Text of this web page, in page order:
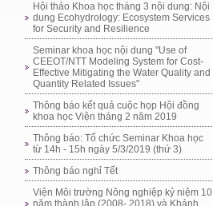
Hội thảo Khoa học tháng 3 nội dung: Nội
dung Ecohydrology: Ecosystem Services
for Security and Resilience
Seminar khoa học nội dung "Use of
CEEOT/NTT Modeling System for Cost-
Effective Mitigating the Water Quality and
Quantity Related Issues"
Thông báo kết quả cuộc họp Hội đồng
khoa học Viện tháng 2 năm 2019
Thông báo: Tổ chức Seminar Khoa học
từ 14h - 15h ngày 5/3/2019 (thứ 3)
Thông báo nghỉ Tết
Viện Môi trường Nông nghiệp kỷ niệm 10
năm thành lập (2008- 2018) và Khánh